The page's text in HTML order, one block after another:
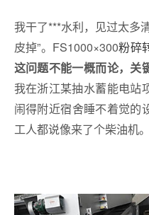
我干了***水利，见过太多
皮掉”。FS1000×300粉碎
这问题不能一概而论，关
我在浙江某抽水蓄能电站
闹得附近宿舍睡不着觉
工人都说像来了个柴油机。